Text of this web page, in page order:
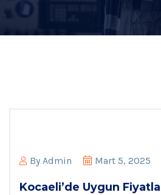
By Admin Mart 5, 2025
Kocaeli’de Uygun